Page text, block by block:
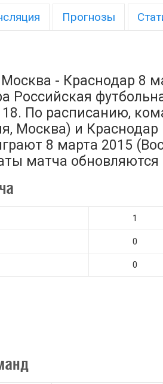
Прогнозы
- Краснодар 8
Российская
18. По расписанию,
Москва) и Краснодар
8 марта 2015
матча
1
0
0